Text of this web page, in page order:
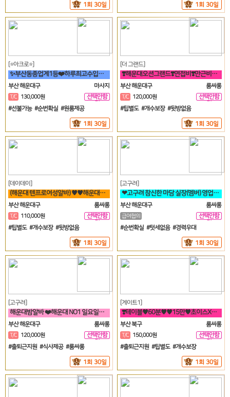
1회 30일 1회 30일
[⭐아크로⭐]
✨부산동종업계1등❤️하루최고수입보장✨
부산 해운대구
마사지
T/C 130,000원
선택안함
일
#선불가능 #순번확실 #원룸제공
1회 30일
[더 그랜드]
❣️해운대오션그랜드❣️면접비❣️만근비❣️소개비❣️마이킹❣️차비 지원❣️
부산 해운대구
룸싸롱
T/C 120,000원
선택안함
일
#팁별도 #개수보장 #뒷방없음
1회 30일
[데이데이]
(해운대 텐프로여성알바) ♥♥해운대♥퀄리티♥룸빠♥1번♥
부산 해운대구
룸싸롱
T/C 110,000원
선택안함
일
#팁별도 #개수보장 #뒷방없음
1회 30일
[고구려]
❤고구려 참신한 마담 실장(멤버) 영업진 구좌 사장님들을 모십니다❤️
부산 해운대구
룸싸롱
급여협의
선택안함
일
#순번확실 #텃세없음 #경력우대
1회 30일
[고구려]
해운대밤알바 ❤️해운대 NO1 일요일도 영업합니다❤️
부산 해운대구
룸싸롱
T/C 120,000원
선택안함
일
#출퇴근지원 #식사제공 #룸싸롱
1회 30일
[게이트1]
❣️테이블♥60분♥♥15만♥초이스X♥♥해운대서면연산동하단온천장룸빠룸싸롱❣️
부산 북구
룸싸롱
T/C 150,000원
선택안함
일
#출퇴근지원 #팁별도 #개수보장
1회 30일